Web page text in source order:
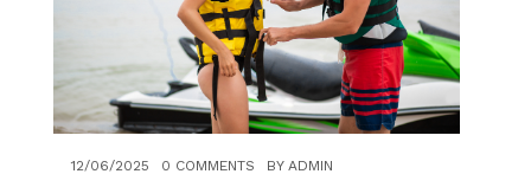
Rénovation
électrique : quand,
pourquoi et quels
travaux ?
12/06/2025 0 COMMENTS BY ADMIN